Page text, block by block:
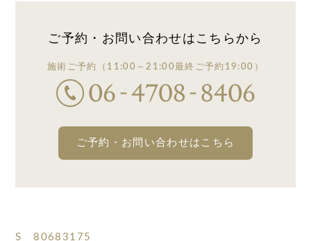
ご予約・お問い合わせはこちらから
施術ご予約 （11:00～21:00最終ご予約19:00）
ご予約・お問い合わせはこちら
S__80683175